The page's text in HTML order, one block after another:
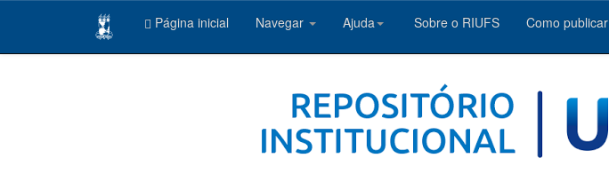
Página inicial Navegar Ajuda Sobre o RIUFS Como publicar